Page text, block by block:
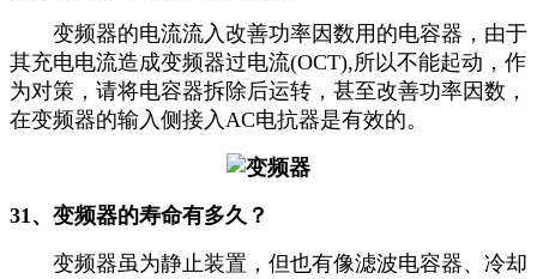
变频器的电流流入改善功率因数用的电容器，由于
其充电电流造成变频器过电流(OCT),所以不能起动，作
为对策，请将电容器拆除后运转，甚至改善功率因数，
在变频器的输入侧接入AC电抗器是有效的。
31、变频器的寿命有多久？
变频器虽为静止装置，但也有像滤波电容器、冷却